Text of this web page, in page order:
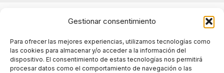
Gestionar consentimiento
Para ofrecer las mejores experiencias, utilizamos tecnologías como
las cookies para almacenar y/o acceder a la información del
dispositivo. El consentimiento de estas tecnologías nos permitirá
procesar datos como el comportamiento de navegación o las
Políticas de cookies